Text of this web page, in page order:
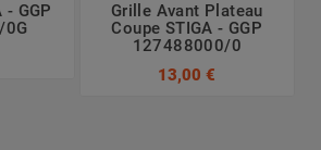
- GGP
Grille Avant Plateau
Coupe STIGA - GGP
127488000/0
13,00 €